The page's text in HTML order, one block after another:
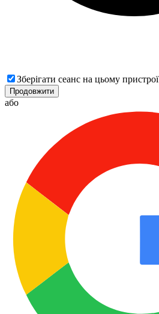
Зберігати сеанс на цьому пристрої
Продовжити
або